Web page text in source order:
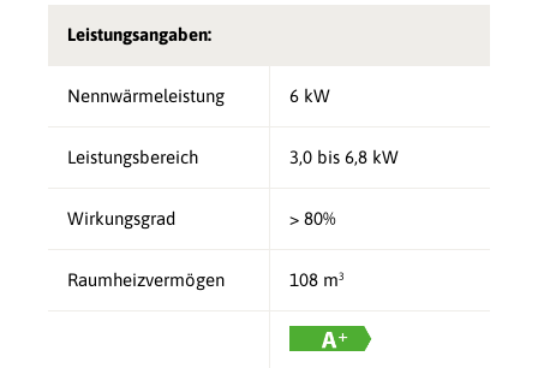
Leistungsangaben:
Nennwärmeleistung 6 kW
Leistungsbereich 3,0 bis 6,8 kW
Wirkungsgrad > 80%
Raumheizvermögen 108 m³